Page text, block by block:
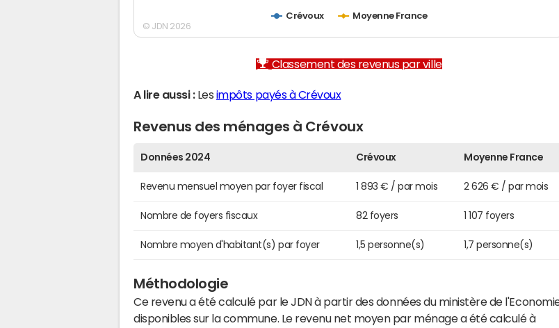
Crévoux Moyenne France
© JDN 2026
Classement des revenus par ville
A lire aussi :Les impôts payés à Crévoux
Revenus des ménages à Crévoux
Données 2024 Crévoux Moyenne France
Revenu mensuel moyen par foyer fiscal 1 893 € / par mois 2 626 € / par mois
Nombre de foyers fiscaux 82 foyers 1 107 foyers
Nombre moyen d'habitant(s) par foyer 1,5 personne(s) 1,7 personne(s)
Méthodologie
Ce revenu a été calculé par le JDN à partir des données du ministère de
disponibles sur la commune. Le revenu net moyen par ménage a été calculé à